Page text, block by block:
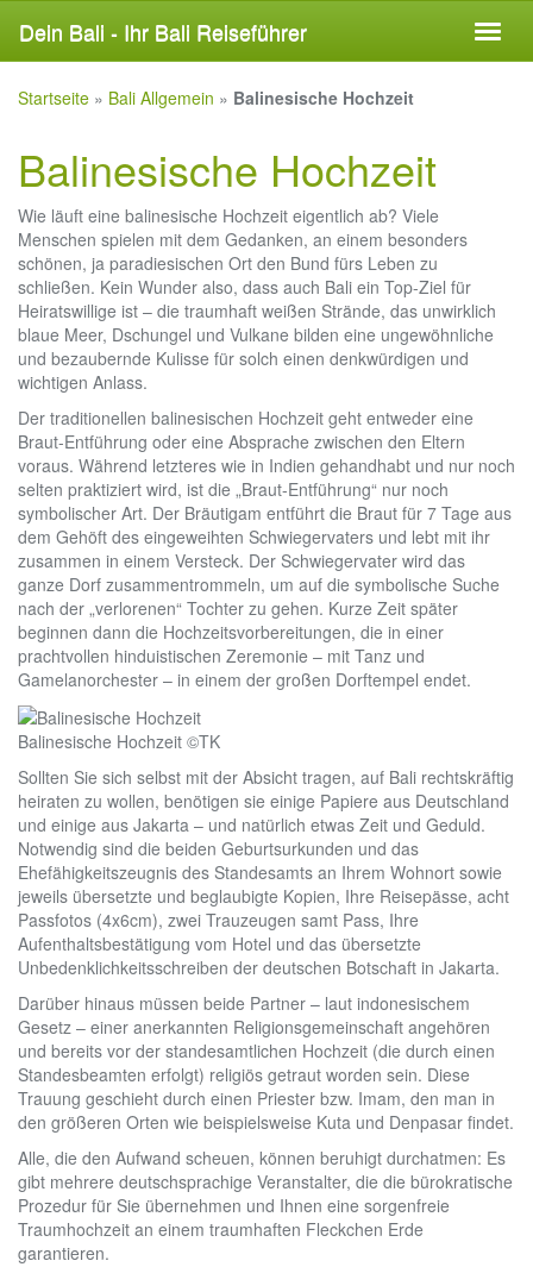
main
Dein Bali - Ihr Bali Reiseführer
Startseite » Bali Allgemein » Balinesische Hochzeit
Balinesische Hochzeit
Wie läuft eine balinesische Hochzeit eigentlich ab? Viele
Menschen spielen mit dem Gedanken, an einem besonders
schönen, ja paradiesischen Ort den Bund fürs Leben zu
schließen. Kein Wunder also, dass auch Bali ein Top-Ziel für
Heiratswillige ist – die traumhaft weißen Strände, das unwirklich
blaue Meer, Dschungel und Vulkane bilden eine ungewöhnliche
und bezaubernde Kulisse für solch einen denkwürdigen und
wichtigen Anlass.
Der traditionellen balinesischen Hochzeit geht entweder eine
Braut-Entführung oder eine Absprache zwischen den Eltern
voraus. Während letzteres wie in Indien gehandhabt und nur noch
selten praktiziert wird, ist die „Braut-Entführung“ nur noch
symbolischer Art. Der Bräutigam entführt die Braut für 7 Tage aus
dem Gehöft des eingeweihten Schwiegervaters und lebt mit ihr
zusammen in einem Versteck. Der Schwiegervater wird das
ganze Dorf zusammentrommeln, um auf die symbolische Suche
nach der „verlorenen“ Tochter zu gehen. Kurze Zeit später
beginnen dann die Hochzeitsvorbereitungen, die in einer
prachtvollen hinduistischen Zeremonie – mit Tanz und
Gamelanorchester – in einem der großen Dorftempel endet.
Balinesische Hochzeit ©TK
Sollten Sie sich selbst mit der Absicht tragen, auf Bali rechtskräftig
heiraten zu wollen, benötigen sie einige Papiere aus Deutschland
und einige aus Jakarta – und natürlich etwas Zeit und Geduld.
Notwendig sind die beiden Geburtsurkunden und das
Ehefähigkeitszeugnis des Standesamts an Ihrem Wohnort sowie
jeweils übersetzte und beglaubigte Kopien, Ihre Reisepässe, acht
Passfotos (4x6cm), zwei Trauzeugen samt Pass, Ihre
Aufenthaltsbestätigung vom Hotel und das übersetzte
Unbedenklichkeitsschreiben der deutschen Botschaft in Jakarta.
Darüber hinaus müssen beide Partner – laut indonesischem
Gesetz – einer anerkannten Religionsgemeinschaft angehören
und bereits vor der standesamtlichen Hochzeit (die durch einen
Standesbeamten erfolgt) religiös getraut worden sein. Diese
Trauung geschieht durch einen Priester bzw. Imam, den man in
den größeren Orten wie beispielsweise Kuta und Denpasar findet.
Alle, die den Aufwand scheuen, können beruhigt durchatmen: Es
gibt mehrere deutschsprachige Veranstalter, die die bürokratische
Prozedur für Sie übernehmen und Ihnen eine sorgenfreie
Traumhochzeit an einem traumhaften Fleckchen Erde
garantieren.